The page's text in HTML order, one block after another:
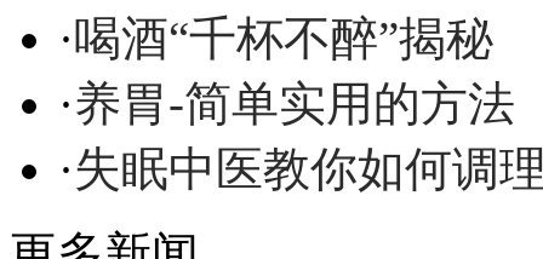
·喝酒“千杯不醉”揭秘
·养胃-简单实用的方法
·失眠中医教你如何调